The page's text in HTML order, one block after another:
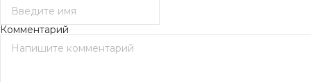
Комментарий